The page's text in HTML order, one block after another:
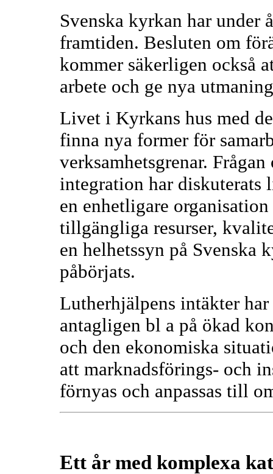
Svenska kyrkan har under
framtiden. Besluten om
kommer säkerligen också
arbete och ge nya
Livet i Kyrkans hus med
finna nya former för
verksamhetsgrenar.
integration har
en enhetligare
tillgängliga resurser,
en helhetssyn på Svenska
påbörjats.
Lutherhjälpens intäkter
antagligen bl a på ökad
och den ekonomiska
att marknadsförings- och
förnyas och anpassas till
Ett år med komplexa